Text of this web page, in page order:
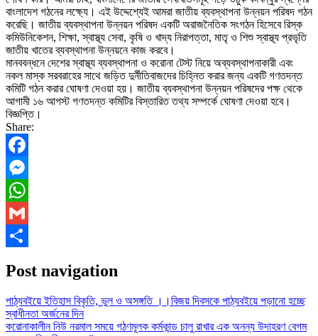
বাংলাদেশ গঠনের লক্ষ্যে। এই উদ্দেশ্যেই আমরা জাতীয় ব্যবস্থাপনা উন্নয়ন পরিষদ গঠন
করেছি। জাতীয় ব্যবস্থাপনা উন্নয়ন পরিষদ একটি অরাজনৈতিক সংগঠন হিসেবে রিস্ক
কমিউনিকেশন, শিক্ষা, স্বাস্থ্য সেবা, কৃষি ও খাদ্য নিরাপত্তা, মাতৃ ও শিশু স্বাস্থ্য প্রভৃতি
জাতীয় খাতের ব্যবস্থাপনা উন্নয়নে কাজ করবে।
মানববন্ধনে দেশের স্বাস্থ্য ব্যবস্থাপনা ও করোনা টেস্ট নিয়ে অব্যবস্থাপনাকারী এবং
নকল মাস্ক সরবরাহের সাথে জড়িত দুর্নীতিবাজদের চিহ্নিত করার জন্য একটি গণতদন্ত
কমিটি গঠন করার ঘোষণা দেওয়া হয়। জাতীয় ব্যবস্থাপনা উন্নয়ন পরিষদের পক্ষ থেকে
আগামী ১৬ আগস্ট গণতদন্ত কমিটির বিস্তারিত তথ্য সম্পর্কে ঘোষণা দেওয়া হবে।
বিজ্ঞপ্তি।
Share:
Facebook
Messenger
WhatsApp
Gmail
Post navigation
পাঠ্যবইয়ে ইতিহাস বিকৃতি, ভুল ও অসঙ্গতি ।।বিজয় দিবসকে পাঠ্যবইয়ে পড়ানো হচ্ছে
স্বাধীনতা অর্জনের দিন
করোনাকালীন নিউ নরমাল সময়ে গঠণমূলক কর্মকান্ড চালু রাখার এক অনন্য উদাহরণ বেগম